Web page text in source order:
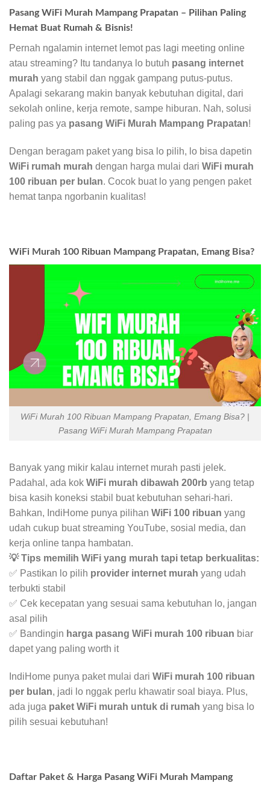
Pasang WiFi Murah Mampang Prapatan – Pilihan Paling
Hemat Buat Rumah & Bisnis!
Pernah ngalamin internet lemot pas lagi meeting online
atau streaming? Itu tandanya lo butuh pasang internet
murah yang stabil dan nggak gampang putus-putus.
Apalagi sekarang makin banyak kebutuhan digital, dari
sekolah online, kerja remote, sampe hiburan. Nah, solusi
paling pas ya pasang WiFi Murah Mampang Prapatan!
Dengan beragam paket yang bisa lo pilih, lo bisa dapetin
WiFi rumah murah dengan harga mulai dari WiFi murah
100 ribuan per bulan. Cocok buat lo yang pengen paket
hemat tanpa ngorbanin kualitas!
WiFi Murah 100 Ribuan Mampang Prapatan, Emang Bisa?
WiFi Murah 100 Ribuan Mampang Prapatan, Emang Bisa? |
Pasang WiFi Murah Mampang Prapatan
Banyak yang mikir kalau internet murah pasti jelek.
Padahal, ada kok WiFi murah dibawah 200rb yang tetap
bisa kasih koneksi stabil buat kebutuhan sehari-hari.
Bahkan, IndiHome punya pilihan WiFi 100 ribuan yang
udah cukup buat streaming YouTube, sosial media, dan
kerja online tanpa hambatan.
💡 Tips memilih WiFi yang murah tapi tetap berkualitas:
✅ Pastikan lo pilih provider internet murah yang udah
terbukti stabil
✅ Cek kecepatan yang sesuai sama kebutuhan lo, jangan
asal pilih
✅ Bandingin harga pasang WiFi murah 100 ribuan biar
dapet yang paling worth it
IndiHome punya paket mulai dari WiFi murah 100 ribuan
per bulan, jadi lo nggak perlu khawatir soal biaya. Plus,
ada juga paket WiFi murah untuk di rumah yang bisa lo
pilih sesuai kebutuhan!
Daftar Paket & Harga Pasang WiFi Murah Mampang